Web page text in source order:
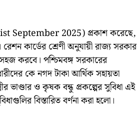
list September 2025) প্রকাশ করেছে,
কার্ডের শ্রেণী অনুযায়ী রাজ্য সরকার
সহজ করবে। পশ্চিমবঙ্গ সরকারের
কে নগদ টাকা আর্থিক সহায়তা
ভাণ্ডার ও কৃষক বন্ধু প্রকল্পের সুবিধা এই
বিস্তারিত বর্ণনা করা হলো।